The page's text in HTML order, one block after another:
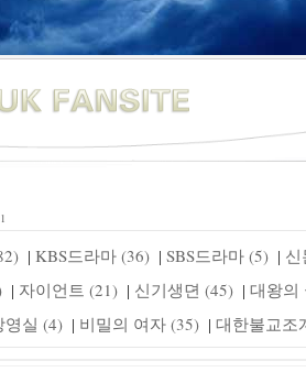
| KBS드라마 (36) | SBS드라마 (5) | 신
| 자이언트 (21) | 신기생뎐 (45) | 대왕의
영실 (4) | 비밀의 여자 (35) | 대한불교조